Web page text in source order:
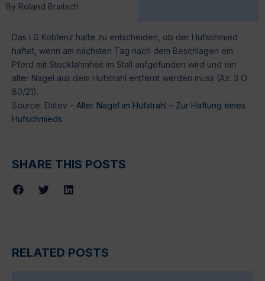
By Roland Braitsch
Das LG Koblenz hatte zu entscheiden, ob der Hufschmied
haftet, wenn am nächsten Tag nach dem Beschlagen ein
Pferd mit Stocklahmheit im Stall aufgefunden wird und ein
alter Nagel aus dem Hufstrahl entfernt werden muss (Az. 3 O
80/21).
Source: Datev – Alter Nagel im Hufstrahl – Zur Haftung eines
Hufschmieds
SHARE THIS POSTS
RELATED POSTS